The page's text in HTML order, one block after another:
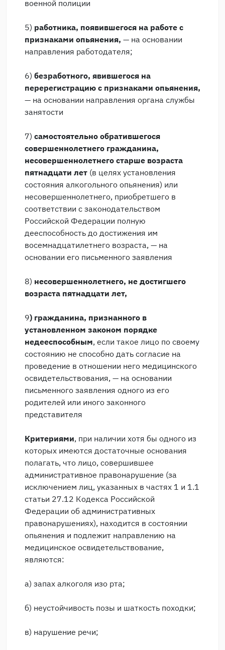
военной полиции
5) работника, появившегося на работе с
признаками опьянения, — на основании
направления работодателя;
6) безработного, явившегося на
перерегистрацию с признаками опьянения,
— на основании направления органа службы
занятости
7) самостоятельно обратившегося
совершеннолетнего гражданина,
несовершеннолетнего старше возраста
пятнадцати лет (в целях установления
состояния алкогольного опьянения) или
несовершеннолетнего, приобретшего в
соответствии с законодательством
Российской Федерации полную
дееспособность до достижения им
восемнадцатилетнего возраста, — на
основании его письменного заявления
8) несовершеннолетнего, не достигшего
возраста пятнадцати лет,
9) гражданина, признанного в
установленном законом порядке
недееспособным, если такое лицо по своему
состоянию не способно дать согласие на
проведение в отношении него медицинского
освидетельствования, — на основании
письменного заявления одного из его
родителей или иного законного
представителя
Критериями, при наличии хотя бы одного из
которых имеются достаточные основания
полагать, что лицо, совершившее
административное правонарушение (за
исключением лиц, указанных в частях 1 и 1.1
статьи 27.12 Кодекса Российской
Федерации об административных
правонарушениях), находится в состоянии
опьянения и подлежит направлению на
медицинское освидетельствование,
являются:
а) запах алкоголя изо рта;
б) неустойчивость позы и шаткость походки;
в) нарушение речи;